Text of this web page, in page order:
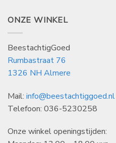
ONZE WINKEL
BeestachtigGoed
Rumbastraat 76
1326 NH Almere
Mail: info@beestachtiggoed.nl
Telefoon: 036-5230258
Onze winkel openingstijden: